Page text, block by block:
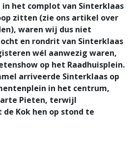
het complot van Sinterklaas
zitten (zie ons artikel over
waren wij dus niet
en rondrit van Sinterklaas
wél aanwezig waren,
op het Raadhuisplein.
arriveerde Sinterklaas op
in het centrum,
Pieten, terwijl
Kok hen op stond te